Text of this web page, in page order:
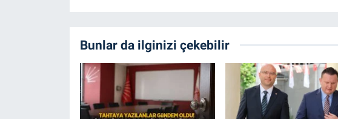
Bunlar da ilginizi çekebilir